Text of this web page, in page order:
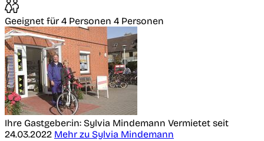
Geeignet für 4 Personen 4 Personen
Ihre Gastgeber:in: Sylvia Mindemann Vermietet seit
24.03.2022 Mehr zu Sylvia Mindemann